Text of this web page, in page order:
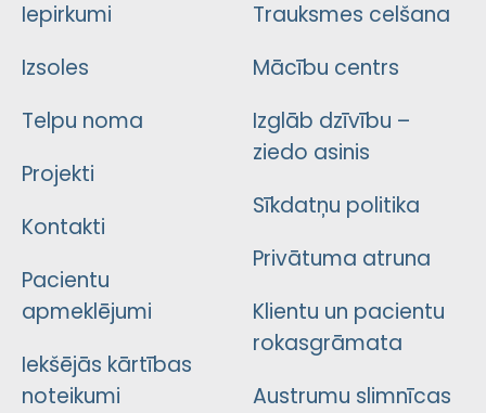
Iepirkumi
Izsoles
Telpu noma
Projekti
Kontakti
Pacientu
apmeklējumi
Iekšējās kārtības
noteikumi
Trauksmes celšana
Mācību centrs
Izglāb dzīvību –
ziedo asinis
Sīkdatņu politika
Privātuma atruna
Klientu un pacientu
rokasgrāmata
Austrumu slimnīcas